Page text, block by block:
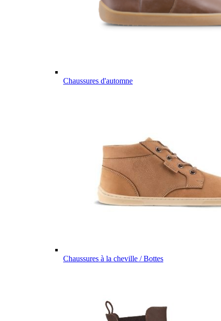
Chaussures d'automne
Chaussures à la cheville / Bottes